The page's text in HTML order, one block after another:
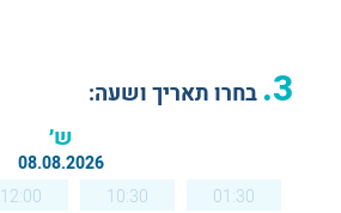
3. בחרו תאריך ושעה:
ש׳
08.08.2026
01:30
10:30
12:00